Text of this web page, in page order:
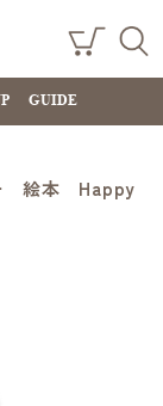
ング
カー
GUIDE
絵本 Happy